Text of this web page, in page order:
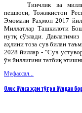
Тинчлик ва
пешвоси, Тожикистон
Эмомали Раҳмон 2017
Миллатлар Ташкилоти Бош
нутқ сўзлади.
аҳлини тоза сув билан
2028 йиллар - "Сув
ўн йиллигини татбиқ
Муфассал...
Олис бўлса ҳам тўғри йўлдан бор